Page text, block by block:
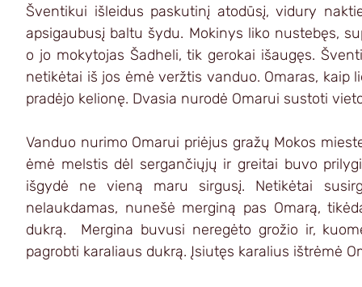
Šventikui išleidus paskutinį atodūsį, vidury
apsigaubusį baltu šydu. Mokinys liko nustebęs,
o jo mokytojas Šadheli, tik gerokai išaugęs.
netikėtai iš jos ėmė veržtis vanduo. Omaras, kaip
pradėjo kelionę. Dvasia nurodė Omarui sustoti
Vanduo nurimo Omarui priėjus gražų Mokos
ėmė melstis dėl sergančiųjų ir greitai buvo
išgydė ne vieną maru sirgusį. Netikėtai
nelaukdamas, nunešė merginą pas Omarą,
dukrą.  Mergina buvusi neregėto grožio ir,
pagrobti karaliaus dukrą. Įsiutęs karalius ištrėmė